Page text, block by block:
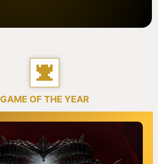
GAME OF THE YEAR